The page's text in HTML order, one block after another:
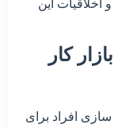
و اخلاقیات این
کار
سازی افراد برای